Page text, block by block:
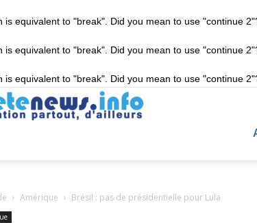
is equivalent to "break". Did you mean to use "continue
is equivalent to "break". Did you mean to use "continue
is equivalent to "break". Did you mean to use "continue
Amérique Brésil : pas de présidentielle pour Lula